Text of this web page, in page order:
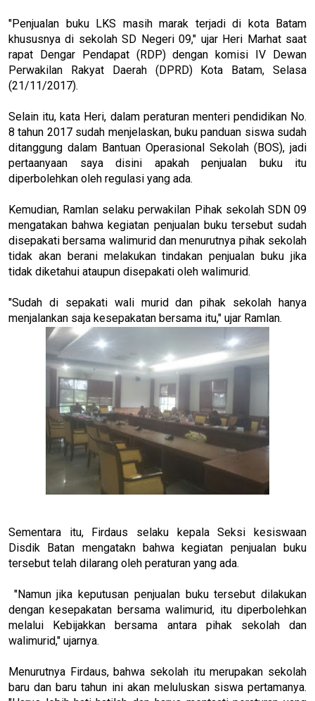
"Penjualan buku LKS masih marak terjadi di kota Batam
khususnya di sekolah SD Negeri 09," ujar Heri Marhat saat
rapat Dengar Pendapat (RDP) dengan komisi IV Dewan
Perwakilan Rakyat Daerah (DPRD) Kota Batam, Selasa
(21/11/2017).
Selain itu, kata Heri, dalam peraturan menteri pendidikan No.
8 tahun 2017 sudah menjelaskan, buku panduan siswa sudah
ditanggung dalam Bantuan Operasional Sekolah (BOS), jadi
pertaanyaan saya disini apakah penjualan buku itu
diperbolehkan oleh regulasi yang ada.
Kemudian, Ramlan selaku perwakilan Pihak sekolah SDN 09
mengatakan bahwa kegiatan penjualan buku tersebut sudah
disepakati bersama walimurid dan menurutnya pihak sekolah
tidak akan berani melakukan tindakan penjualan buku jika
tidak diketahui ataupun disepakati oleh walimurid.
"Sudah di sepakati wali murid dan pihak sekolah hanya
menjalankan saja kesepakatan bersama itu," ujar Ramlan.
Sementara itu, Firdaus selaku kepala Seksi kesiswaan
Disdik Batan mengatakn bahwa kegiatan penjualan buku
tersebut telah dilarang oleh peraturan yang ada.
"Namun jika keputusan penjualan buku tersebut dilakukan
dengan kesepakatan bersama walimurid, itu diperbolehkan
melalui Kebijakkan bersama antara pihak sekolah dan
walimurid," ujarnya.
Menurutnya Firdaus, bahwa sekolah itu merupakan sekolah
baru dan baru tahun ini akan meluluskan siswa pertamanya.